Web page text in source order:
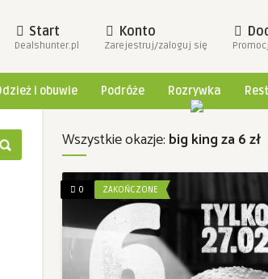
Start
Dealshunter.pl
Konto
Zarejestruj/zaloguj się
i obuwie Podróże Rozrywka
Wszystkie okazje: big king za 6 zł
0 ZAKOŃCZONE